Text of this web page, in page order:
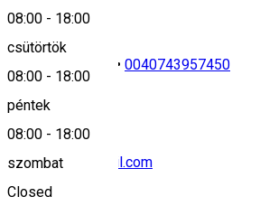
08:00 - 18:00
csütörtök
08:00 - 18:00
péntek
08:00 - 18:00
szombat
Closed
• 0040743957450
kovatsfoto@gmail.com